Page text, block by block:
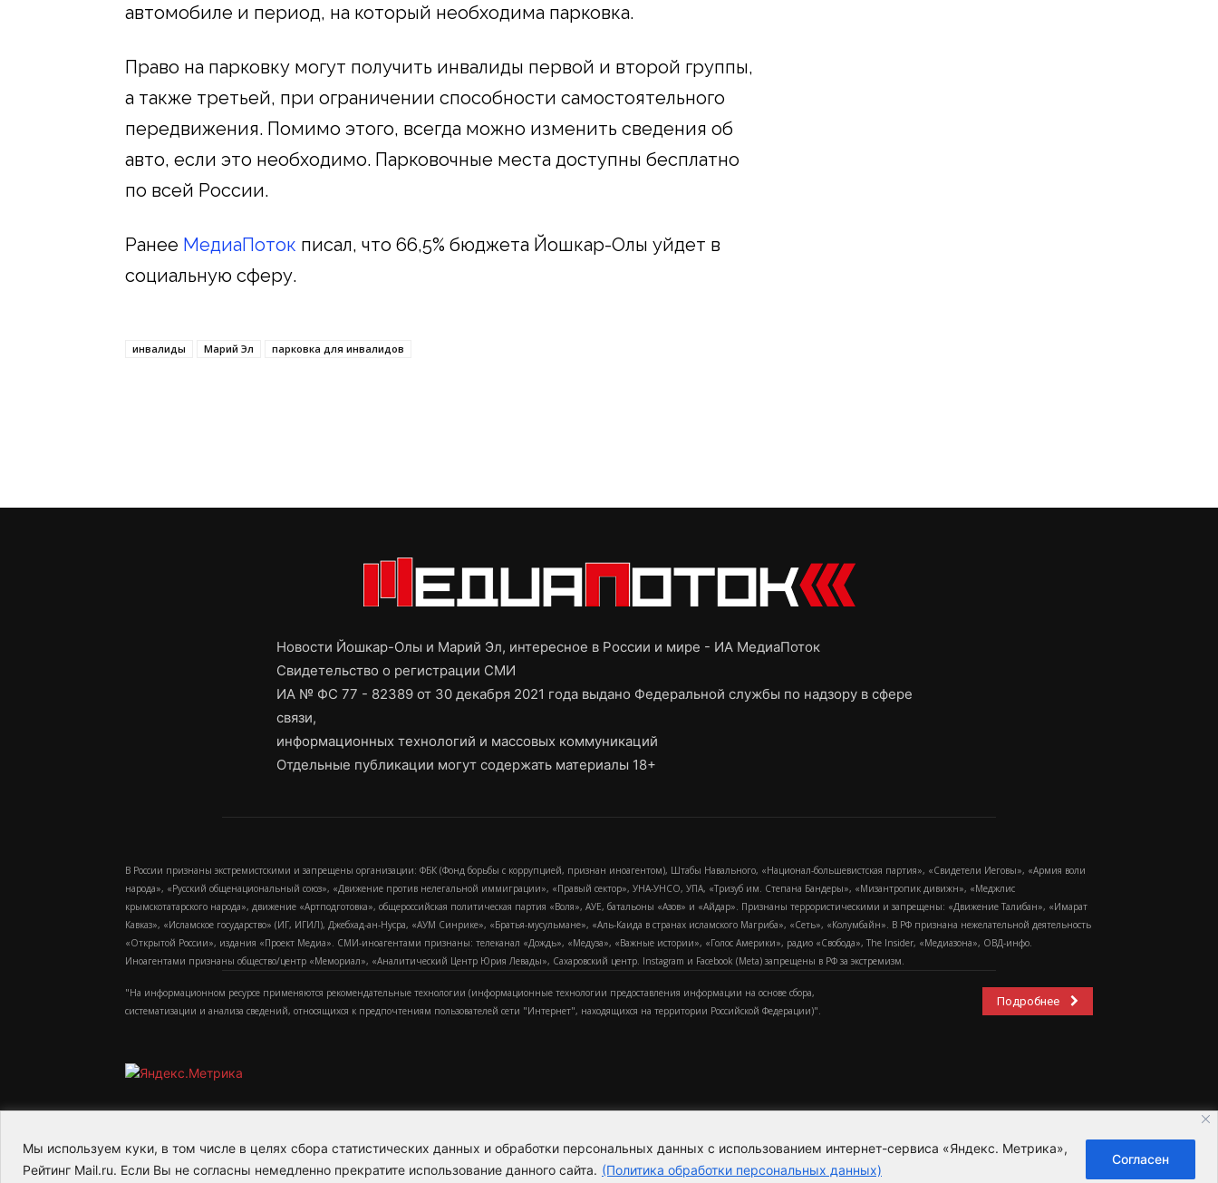
Мы используем куки, в том числе в целях сбора статистических данных и обработки персональных данных с использованием интернет-сервиса «Яндекс. Метрика»,
Рейтинг Mail.ru. Если Вы не согласны немедленно прекратите использование данного сайта. (Политика обработки персональных данных)
Согласен
автомобиле и период, на который необходима парковка.
Право на парковку могут получить инвалиды первой и второй группы,
а также третьей, при ограничении способности самостоятельного
передвижения. Помимо этого, всегда можно изменить сведения об
авто, если это необходимо. Парковочные места доступны бесплатно
по всей России.
Ранее МедиаПоток писал, что 66,5% бюджета Йошкар-Олы уйдет в
социальную сферу.
инвалиды Марий Эл парковка для инвалидов
Новости Йошкар-Олы и Марий Эл, интересное в России и мире - ИА МедиаПоток
Свидетельство о регистрации СМИ
ИА № ФС 77 - 82389 от 30 декабря 2021 года выдано Федеральной службы по надзору в сфере
связи,
информационных технологий и массовых коммуникаций
Отдельные публикации могут содержать материалы 18+
В России признаны экстремистскими и запрещены организации: ФБК (Фонд борьбы с коррупцией, признан иноагентом), Штабы Навального, «Национал-большевистская партия», «Свидетели Иеговы», «Армия воли
народа», «Русский общенациональный союз», «Движение против нелегальной иммиграции», «Правый сектор», УНА-УНСО, УПА, «Тризуб им. Степана Бандеры», «Мизантропик дивижн», «Меджлис
крымскотатарского народа», движение «Артподготовка», общероссийская политическая партия «Воля», АУЕ, батальоны «Азов» и «Айдар». Признаны террористическими и запрещены: «Движение Талибан», «Имарат
Кавказ», «Исламское государство» (ИГ, ИГИЛ), Джебхад-ан-Нусра, «АУМ Синрике», «Братья-мусульмане», «Аль-Каида в странах исламского Магриба», «Сеть», «Колумбайн». В РФ признана нежелательной деятельность
«Открытой России», издания «Проект Медиа». СМИ-иноагентами признаны: телеканал «Дождь», «Медуза», «Важные истории», «Голос Америки», радио «Свобода», The Insider, «Медиазона», ОВД-инфо.
Иноагентами признаны общество/центр «Мемориал», «Аналитический Центр Юрия Левады», Сахаровский центр. Instagram и Facebook (Metа) запрещены в РФ за экстремизм.
"На информационном ресурсе применяются рекомендательные технологии (информационные технологии предоставления информации на основе сбора,
систематизации и анализа сведений, относящихся к предпочтениям пользователей сети "Интернет", находящихся на территории Российской Федерации)".
Подробнее
2015-2026- Информационное агентство МедиаПоток Для справки
Пользовательское соглашение
Политика обработки персональных данных